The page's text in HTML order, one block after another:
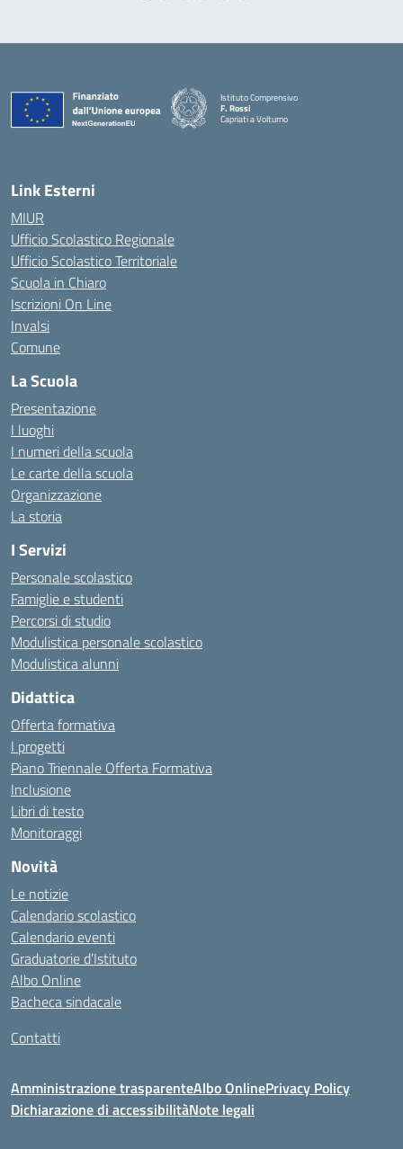
Istituto Comprensivo
F. Rossi
Capriati a Volturno
— Visita la pagina iniziale della scuola
Link Esterni
MIUR
Ufficio Scolastico Regionale
Ufficio Scolastico Territoriale
Scuola in Chiaro
Iscrizioni On Line
Invalsi
Comune
La Scuola
Presentazione
I luoghi
I numeri della scuola
Le carte della scuola
Organizzazione
La storia
I Servizi
Personale scolastico
Famiglie e studenti
Percorsi di studio
Modulistica personale scolastico
Modulistica alunni
Didattica
Offerta formativa
I progetti
Piano Triennale Offerta Formativa
Inclusione
Libri di testo
Monitoraggi
Novità
Le notizie
Calendario scolastico
Calendario eventi
Graduatorie d’Istituto
Albo Online
Bacheca sindacale
Contatti
Amministrazione trasparenteAlbo OnlinePrivacy Policy
Dichiarazione di accessibilitàNote legali